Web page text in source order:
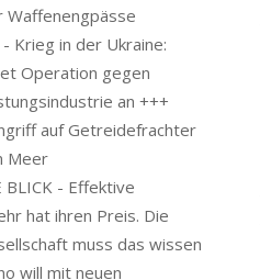
Waffenengpässe
- Krieg in der Ukraine:
Operation gegen
an +++
auf Getreidefrachter
Meer
BLICK - Effektive
hat ihren Preis. Die
muss das wissen
will mit neuen